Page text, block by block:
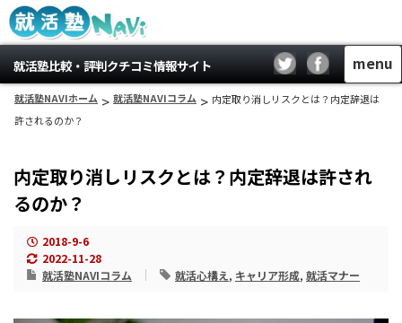
就活塾比較・評判クチコミ情報サイト menu
就活塾NAVIホーム > 就活塾NAVIコラム > 内定取り消しリスクとは？内定辞退は
許されるのか？
内定取り消しリスクとは？内定辞退は許され
るのか？
2018-9-6
2022-11-28
就活塾NAVIコラム
就活心構え , キャリア形成, 就活マナー